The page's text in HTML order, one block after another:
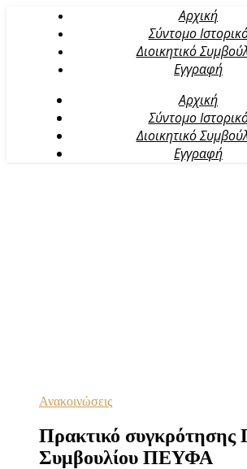
Αρχική
Σύντομο
Διοικητικό
Εγγραφή
Αρχική
Σύντομο
Διοικητικό
Εγγραφή
Ανακοινώσεις
Πρακτικό συγκρότησης
Συμβουλίου ΠΕΥΦΑ